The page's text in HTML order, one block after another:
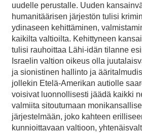
uudelle perustalle. Uuden
humanitäärisen järjestön tulisi
ydinaseen kehittäminen,
kaikilta valtioilta. Kehittyneen
tulisi rauhoittaa Lähi-idän tilanne
Israelin valtion oikeus olla
ja sionistinen hallinto ja
jollekin Etelä-Amerikan autiolle
voisivat luonnollisesti jäädä kaikki
valmiita sitoutumaan
järjestelmään, joko kahteen
kunnioittavaan valtioon,